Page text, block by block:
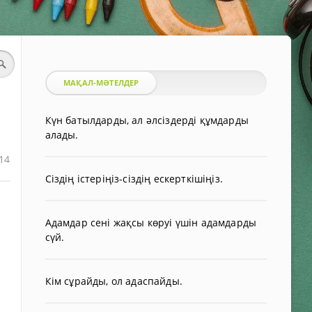
МАҚАЛ-МӘТЕЛДЕР
Күн батылдарды, ал әлсіздерді құмдарды
алады.
Сіздің істеріңіз-сіздің ескерткішіңіз.
Адамдар сені жақсы көруі үшін адамдарды
сүй.
Кім сұрайды, ол адаспайды.